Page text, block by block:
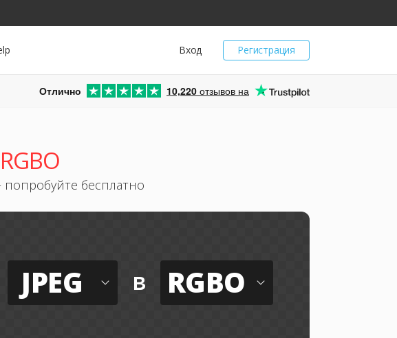
Регистрация
Вход
Отлично 10,220 отзывов на
бесплатно
JPEG в RGBO